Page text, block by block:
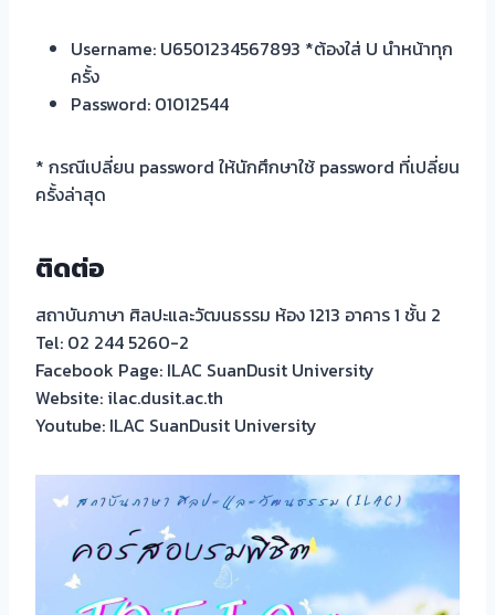
Username: U6501234567893 *ต้องใส่ U นำหน้าทุก
ครั้ง
Password: 01012544
* กรณีเปลี่ยน password ให้นักศึกษาใช้ password ที่เปลี่ยน
ครั้งล่าสุด
ติดต่อ
สถาบันภาษา ศิลปะและวัฒนธรรม ห้อง 1213 อาคาร 1 ชั้น 2
Tel: 02 244 5260-2
Facebook Page: ILAC SuanDusit University
Website: ilac.dusit.ac.th
Youtube: ILAC SuanDusit University